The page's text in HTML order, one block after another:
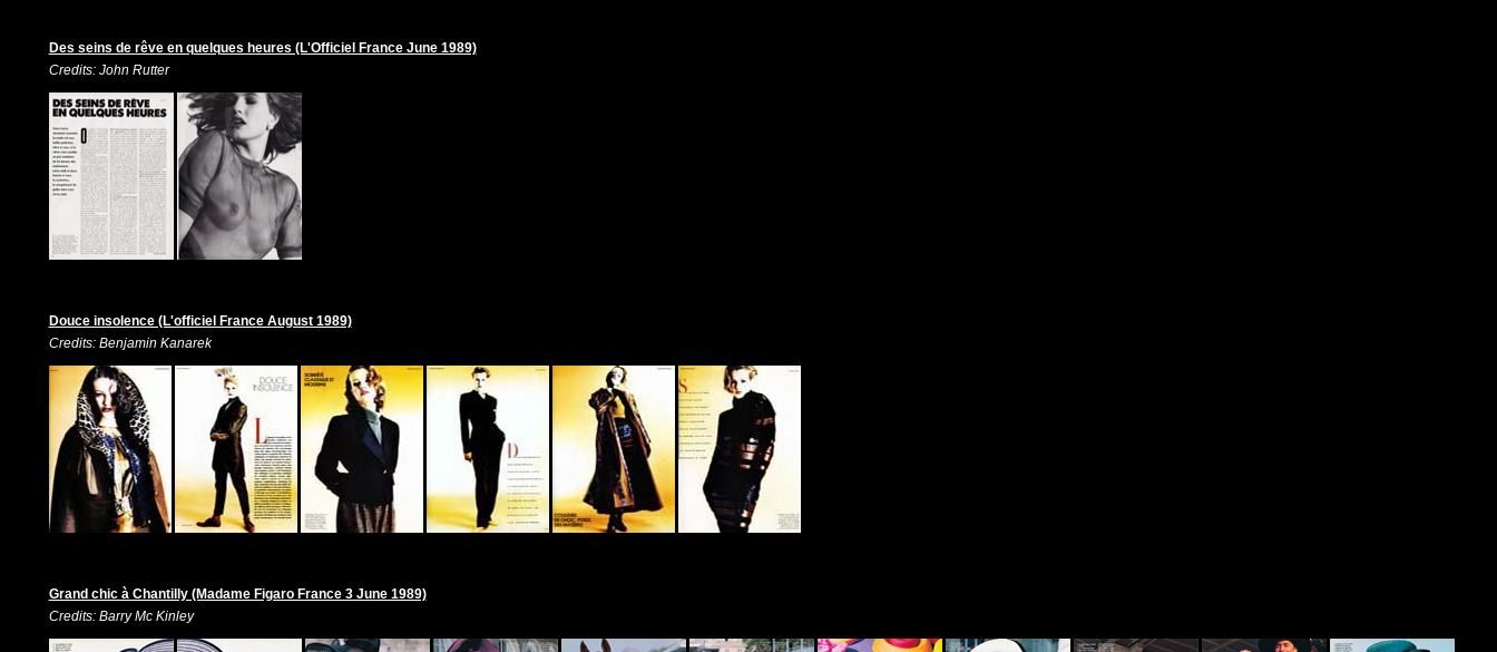
Des seins de rêve en quelques heures (L'Officiel France June 1989)
Credits: John Rutter
Douce insolence (L'officiel France August 1989)
Credits: Benjamin Kanarek
Grand chic à Chantilly (Madame Figaro France 3 June 1989)
Credits: Barry Mc Kinley